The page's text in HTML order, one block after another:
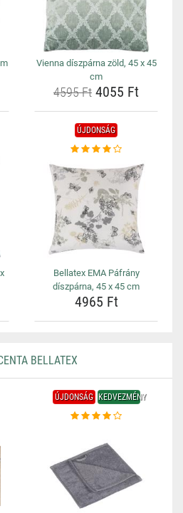
Vienna díszpárna zöld, 45 x 45
cm
4595 Ft 4055 Ft
ÚJDONSÁG
Bellatex EMA Páfrány
díszpárna, 45 x 45 cm
4965 Ft
BELLATEX
ÚJDONSÁG KEDVEZMÉNY